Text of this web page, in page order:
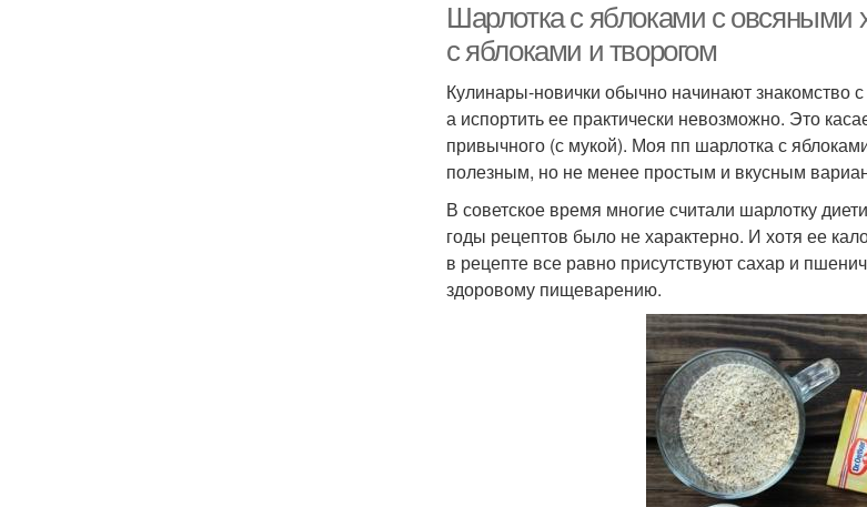
Шарлотка с яблоками с
с яблоками и творогом
Кулинары-новички обычно начинают знакомство
а испортить ее практически невозможно. Это
привычного (с мукой). Моя пп шарлотка с
полезным, но не менее простым и вкусным
В советское время многие считали шарлотку
годы рецептов было не характерно. И хотя ее
в рецепте все равно присутствуют сахар и
здоровому пищеварению.